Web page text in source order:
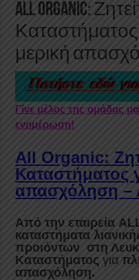
All Organic:
μερική
Γίνε μέλος της ομάδας
ενημέρωση!
All Organic:
Καταστήματος
απασχόληση –
Από την εταιρεία
καταστήματα
προιόντωνστη
Καταστήματος για
απασχόληση.